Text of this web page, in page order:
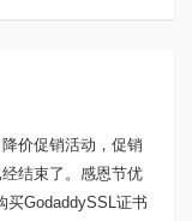
价促销活动，促销
结束了。感恩节优
买GodaddySSL证书